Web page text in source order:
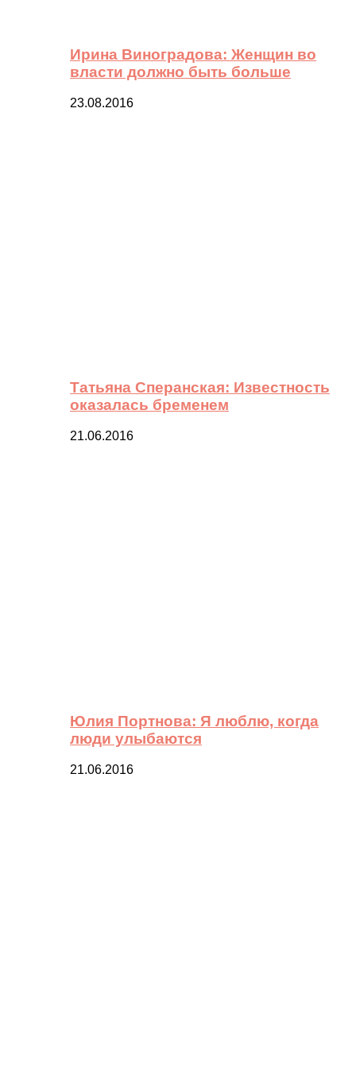
Ирина Виноградова: Женщин во
власти должно быть больше
23.08.2016
Татьяна Сперанская: Известность
оказалась бременем
21.06.2016
Юлия Портнова: Я люблю, когда
люди улыбаются
21.06.2016